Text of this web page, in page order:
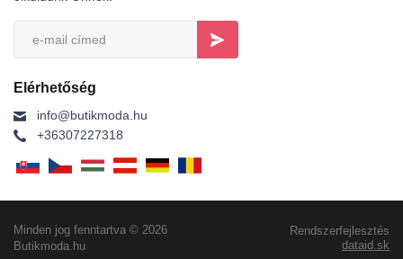
Elérhetőség
info@butikmoda.hu
+36307227318
Minden jog fenntartva © 2026
Butikmoda.hu
Rendszerfejlesztés
dataid.sk